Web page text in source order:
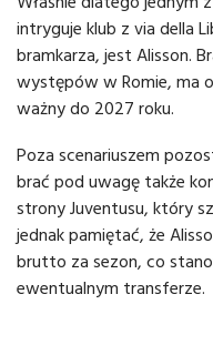
intryguje klub z via della
bramkarza, jest Alisson.
występów w Romie, ma
ważny do 2027 roku.
Poza scenariuszem
brać pod uwagę także
strony Juventusu, który
jednak pamiętać, że
brutto za sezon, co
ewentualnym transferze.